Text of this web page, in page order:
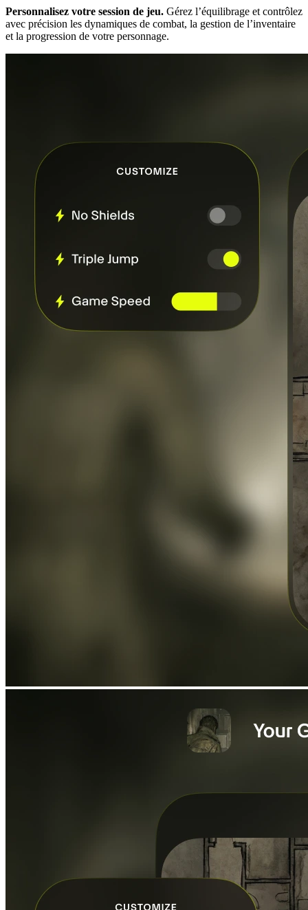
Personnalisez votre session de jeu. Gérez l’équilibrage et contrôlez
avec précision les dynamiques de combat, la gestion de l’inventaire
et la progression de votre personnage.